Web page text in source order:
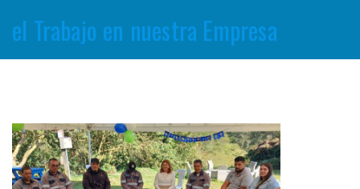
el Trabajo en nuestra Empresa